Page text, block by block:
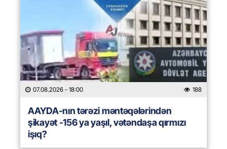
07.08.2026 - 18:00 188
AAYDA-nın tərəzi məntəqələrindən
şikayət -156 ya yaşıl, vətəndaşa qırmızı
işıq?